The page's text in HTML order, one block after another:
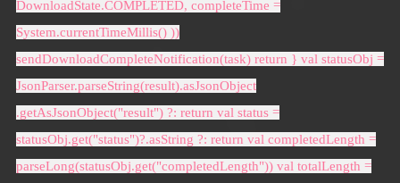
DownloadState.COMPLETED, completeTime =
System.currentTimeMillis() ))
sendDownloadCompleteNotification(task) return } val statusObj =
JsonParser.parseString(result).asJsonObject
.getAsJsonObject("result") ?: return val status =
statusObj.get("status")?.asString ?: return val completedLength =
parseLong(statusObj.get("completedLength")) val totalLength =